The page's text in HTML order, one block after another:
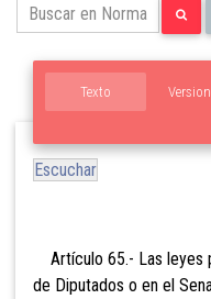
Texto
Escuchar
Artículo 65.- Las leyes
de Diputados o en el